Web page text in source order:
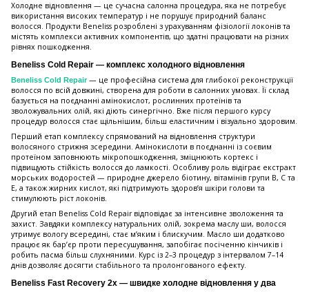
Холодне відновлення — це сучасна салонна процедура, яка не потребує
використання високих температур і не порушує природний баланс
волосся. Продукти Beneliss розроблені з урахуванням фізіології локонів та
містять комплекси активних компонентів, що здатні працювати на різних
рівнях пошкодження.
Beneliss Cold Repair — комплекс холодного відновлення
Beneliss Cold Repair— це професійна система для глибокої реконструкції
волосся по всій довжині, створена для роботи в салонних умовах. Її склад
базується на поєднанні амінокислот, рослинних протеїнів та
зволожувальних олій, які діють синергічно. Вже після першого курсу
процедур волосся стає щільнішим, більш еластичним і візуально здоровим.
Перший етап комплексу спрямований на відновлення структури
волосяного стрижня зсередини. Амінокислоти в поєднанні із соєвим
протеїном заповнюють мікропошкодження, зміцнюють кортекс і
підвищують стійкість волосся до ламкості. Особливу роль відіграє екстракт
морських водоростей — природне джерело біотину, вітамінів групи B, C та
E, а також жирних кислот, які підтримують здоров’я шкіри голови та
стимулюють ріст локонів.
Другий етап Beneliss Cold Repair відповідає за інтенсивне зволоження та
захист. Завдяки комплексу натуральних олій, зокрема маслу ши, волосся
утримує вологу всередині, стає м’яким і блискучим. Масло ши додатково
працює як бар’єр проти пересушування, запобігає посіченню кінчиків і
робить пасма більш слухняними. Курс із 2–3 процедур з інтервалом 7–14
днів дозволяє досягти стабільного та пролонгованого ефекту.
Beneliss Fast Recovery 2x — швидке холодне відновлення у два